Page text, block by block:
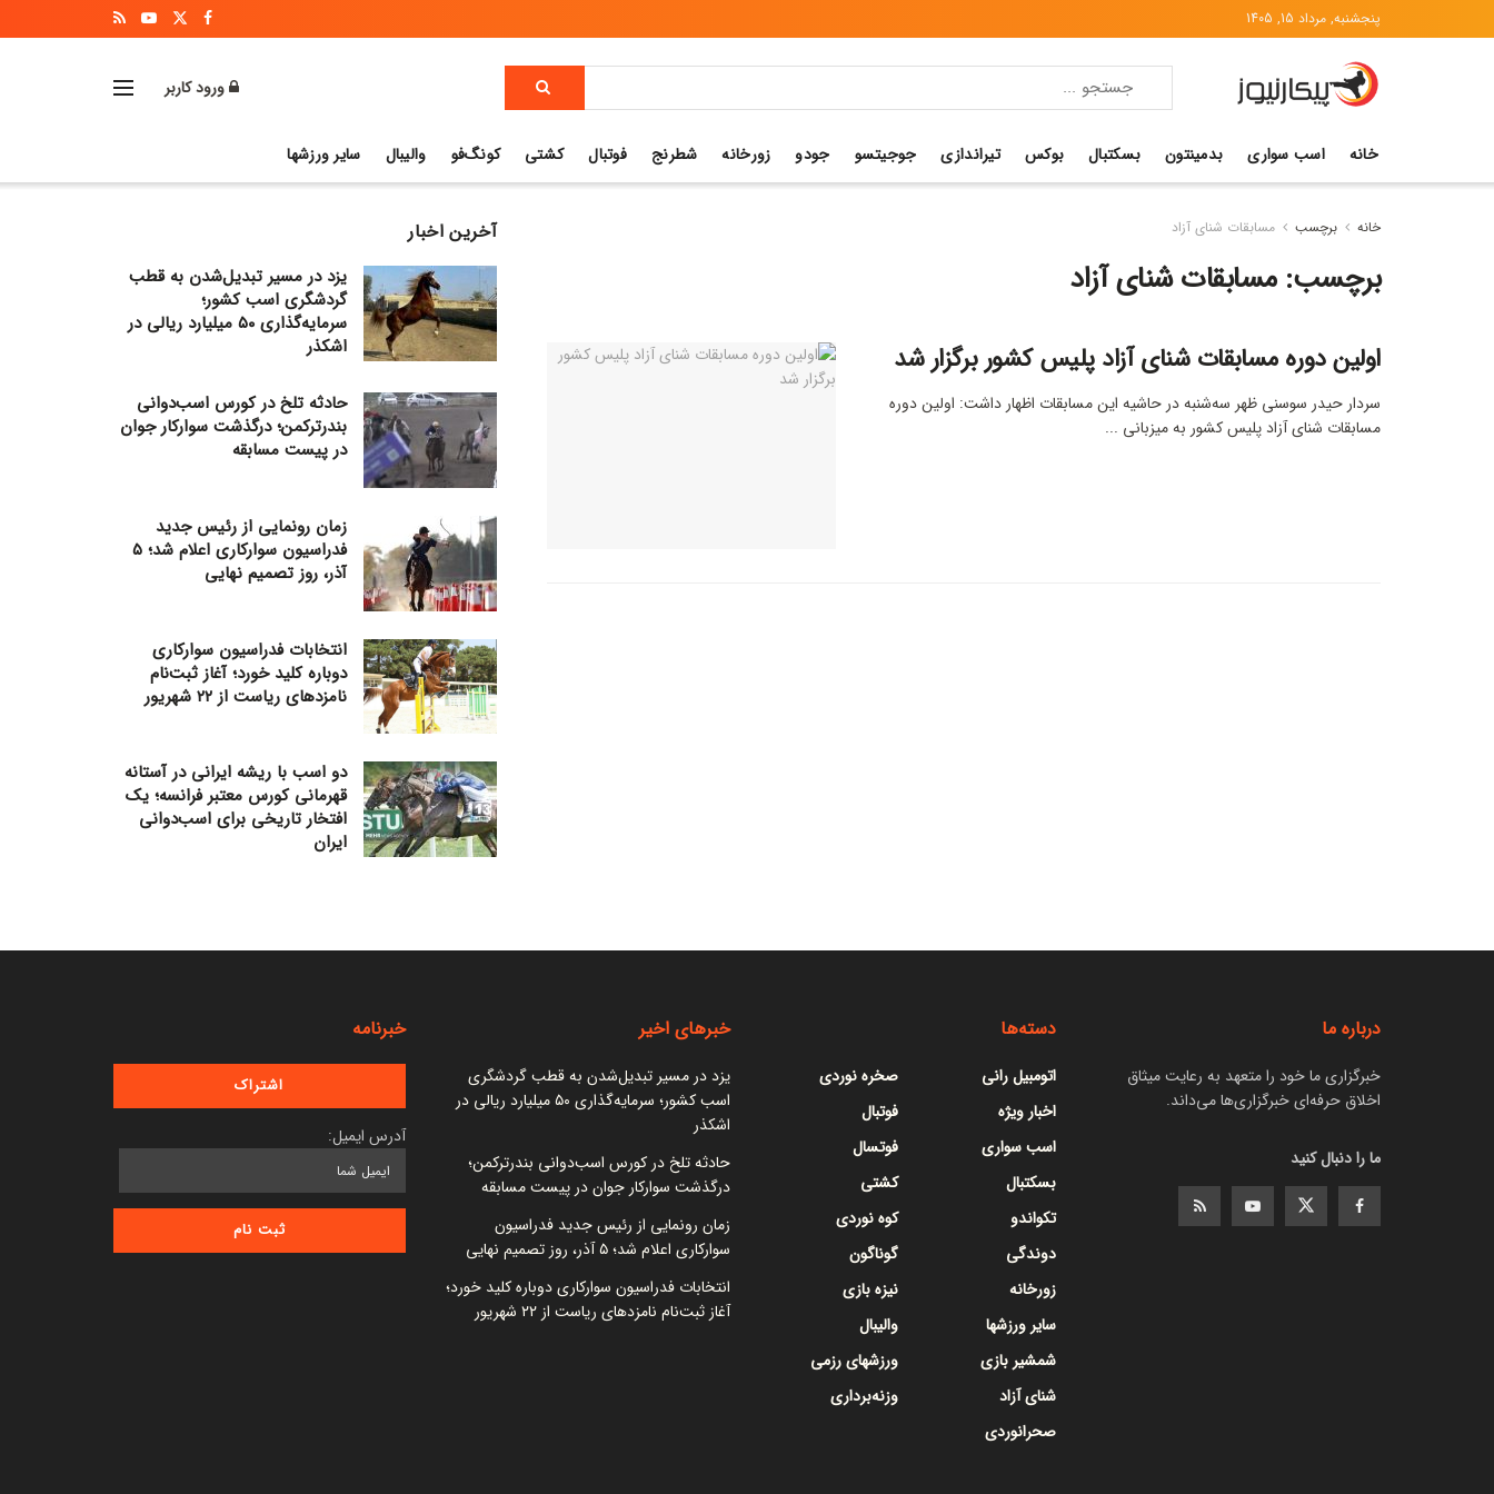
پنجشنبه, مرداد 15, 1405
ورود کاربر
خانه اسب سواری بدمینتون بسکتبال بوکس تیراندازی جوجیتسو جودو زورخانه شطرنج فوتبال کشتی کونگ‌فو والیبال سایر ورزشها
خانه برچسب مسابقات شنای آزاد
برچسب:مسابقات شنای آزاد
اولین دوره مسابقات شنای آزاد پلیس کشور برگزار شد
سردار حیدر سوسنی ظهر سه‌شنبه در حاشیه این مسابقات اظهار داشت: اولین دوره
مسابقات شنای آزاد پلیس کشور به میزبانی ...
آخرین اخبار
یزد در مسیر تبدیل‌شدن به قطب
گردشگری اسب کشور؛
سرمایه‌گذاری ۵۰ میلیارد ریالی در
اشکذر
حادثه تلخ در کورس اسب‌دوانی
بندرترکمن؛ درگذشت سوارکار جوان
در پیست مسابقه
زمان رونمایی از رئیس جدید
فدراسیون سوارکاری اعلام شد؛ ۵
آذر، روز تصمیم نهایی
انتخابات فدراسیون سوارکاری
دوباره کلید خورد؛ آغاز ثبت‌نام
نامزدهای ریاست از ۲۲ شهریور
دو اسب با ریشه ایرانی در آستانه
قهرمانی کورس معتبر فرانسه؛ یک
افتخار تاریخی برای اسب‌دوانی
ایران
درباره ما
خبرگزاری ما خود را متعهد به رعایت میثاق
اخلاق حرفه‌ای خبرگزاری‌ها می‌داند.
ما را دنبال کنید
دسته‌ها
اتومبیل رانی
اخبار ویژه
اسب سواری
بسکتبال
تکواندو
دوندگی
زورخانه
سایر ورزشها
شمشیر بازی
شنای آزاد
صحرانوردی
صخره نوردی
فوتبال
فوتسال
کشتی
کوه نوردی
گوناگون
نیزه بازی
والیبال
ورزشهای رزمی
وزنه‌برداری
خبرهای اخیر
یزد در مسیر تبدیل‌شدن به قطب گردشگری
اسب کشور؛ سرمایه‌گذاری ۵۰ میلیارد ریالی در
اشکذر
حادثه تلخ در کورس اسب‌دوانی بندرترکمن؛
درگذشت سوارکار جوان در پیست مسابقه
زمان رونمایی از رئیس جدید فدراسیون
سوارکاری اعلام شد؛ ۵ آذر، روز تصمیم نهایی
انتخابات فدراسیون سوارکاری دوباره کلید خورد؛
آغاز ثبت‌نام نامزدهای ریاست از ۲۲ شهریور
خبرنامه
آدرس ایمیل: